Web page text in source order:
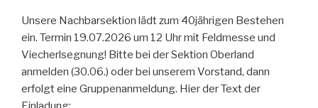
Unsere Nachbarsektion lädt zum 40jährigen Bestehen
ein. Termin 19.07.2026 um 12 Uhr mit Feldmesse und
Viecherlsegnung! Bitte bei der Sektion Oberland
anmelden (30.06.) oder bei unserem Vorstand, dann
erfolgt eine Gruppenanmeldung. Hier der Text der